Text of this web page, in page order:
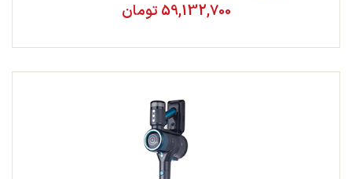
59,132,700 تومان